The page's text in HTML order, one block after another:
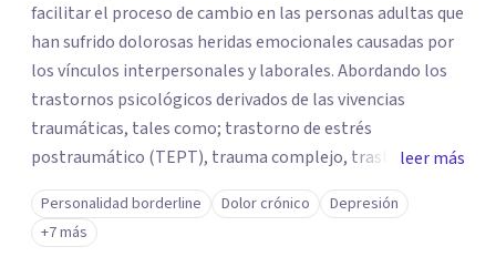
facilitar el proceso de cambio en las personas adultas que
han sufrido dolorosas heridas emocionales causadas por
los vínculos interpersonales y laborales. Abordando los
trastornos psicológicos derivados de las vivencias
traumáticas, tales como; trastorno de estrés
postraumático (TEPT), trauma complejo, trastornos
disociativos, ansiedad, depresión, trastorno límite de la
personalidad. Como también la posibilidad de salir
adelante y reparar el daño en quienes han sido víctimas
leer más
Personalidad borderline Dolor crónico
Depresión
+7 más